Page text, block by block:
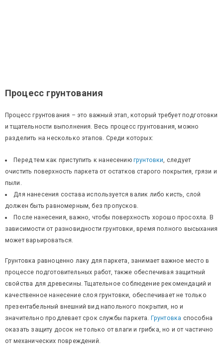
Процесс грунтования
Процесс грунтования – это важный этап, который требует подготовки
и тщательности выполнения. Весь процесс грунтования, можно
разделить на несколько этапов. Среди которых:
Перед тем как приступить к нанесению грунтовки, следует
очистить поверхность паркета от остатков старого покрытия, грязи и
пыли.
Для нанесения состава используется валик либо кисть, слой
должен быть равномерным, без пропусков.
После нанесения, важно, чтобы поверхность хорошо просохла. В
зависимости от разновидности грунтовки, время полного высыхания
может варьироваться.
Грунтовка равноценно лаку для паркета, занимает важное место в
процессе подготовительных работ, также обеспечивая защитный
свойства для древесины. Тщательное соблюдение рекомендаций и
качественное нанесение слоя грунтовки, обеспечивает не только
презентабельный внешний вид напольного покрытия, но и
значительно продлевает срок службы паркета. Грунтовка способна
оказать защиту досок не только от влаги и грибка, но и от частично
от механических повреждений.